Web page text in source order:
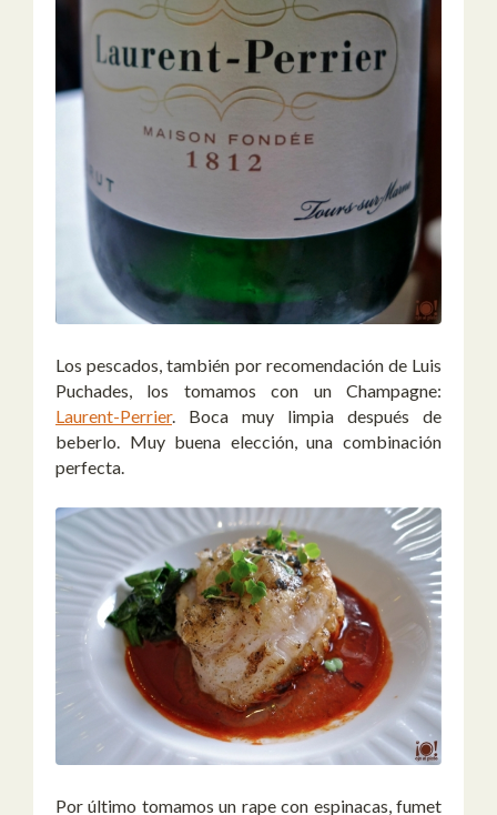
Los pescados, también por recomendación de Luis
Puchades, los tomamos con un Champagne:
Laurent-Perrier. Boca muy limpia después de
beberlo. Muy buena elección, una combinación
perfecta.
Por último tomamos un rape con espinacas, fumet